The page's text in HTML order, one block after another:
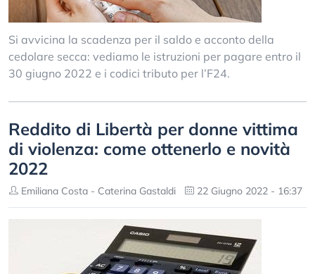
Si avvicina la scadenza per il saldo e acconto della
cedolare secca: vediamo le istruzioni per pagare entro il
30 giugno 2022 e i codici tributo per l’F24.
Reddito di Libertà per donne vittima
di violenza: come ottenerlo e novità
2022
Emiliana Costa - Caterina Gastaldi 22 Giugno 2022 - 16:37